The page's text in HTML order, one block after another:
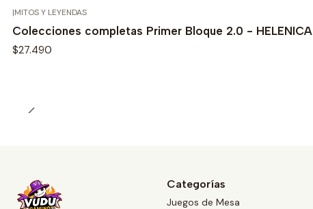
|MITOS Y LEYENDAS
Colecciones completas Primer Bloque 2.0 - HELENICA
$27.490
Categorías
Juegos de Mesa